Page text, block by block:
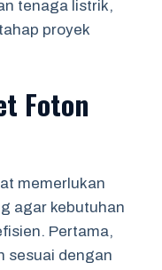
tenaga listrik,
proyek
Foton
memerlukan
agar kebutuhan
Pertama,
sesuai dengan